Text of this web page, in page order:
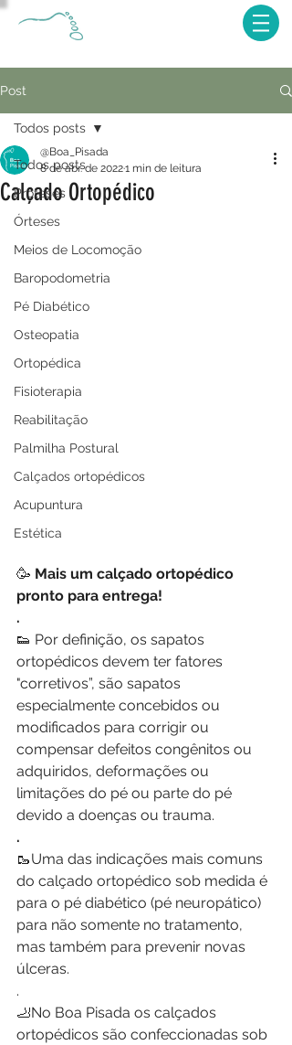
Post
Todos posts
Próteses
Órteses
Meios de Locomoção
Baropodometria
Pé Diabético
Osteopatia
Ortopédica
Fisioterapia
Reabilitação
Palmilha Postural
Calçados ortopédicos
Acupuntura
Estética
Todos posts
Calçado Ortopédico
@Boa_Pisada
8 de abr. de 20221 min de leitura
🥳 Mais um calçado ortopédico
pronto para entrega!
.
👟 Por definição, os sapatos
ortopédicos devem ter fatores
"corretivos”, são sapatos
especialmente concebidos ou
modificados para corrigir ou
compensar defeitos congênitos ou
adquiridos, deformações ou
limitações do pé ou parte do pé
devido a doenças ou trauma.
.
🥾Uma das indicações mais comuns
do calçado ortopédico sob medida é
para o pé diabético (pé neuropático)
para não somente no tratamento,
mas também para prevenir novas
úlceras.
.
🦶No Boa Pisada os calçados
ortopédicos são confeccionadas sob